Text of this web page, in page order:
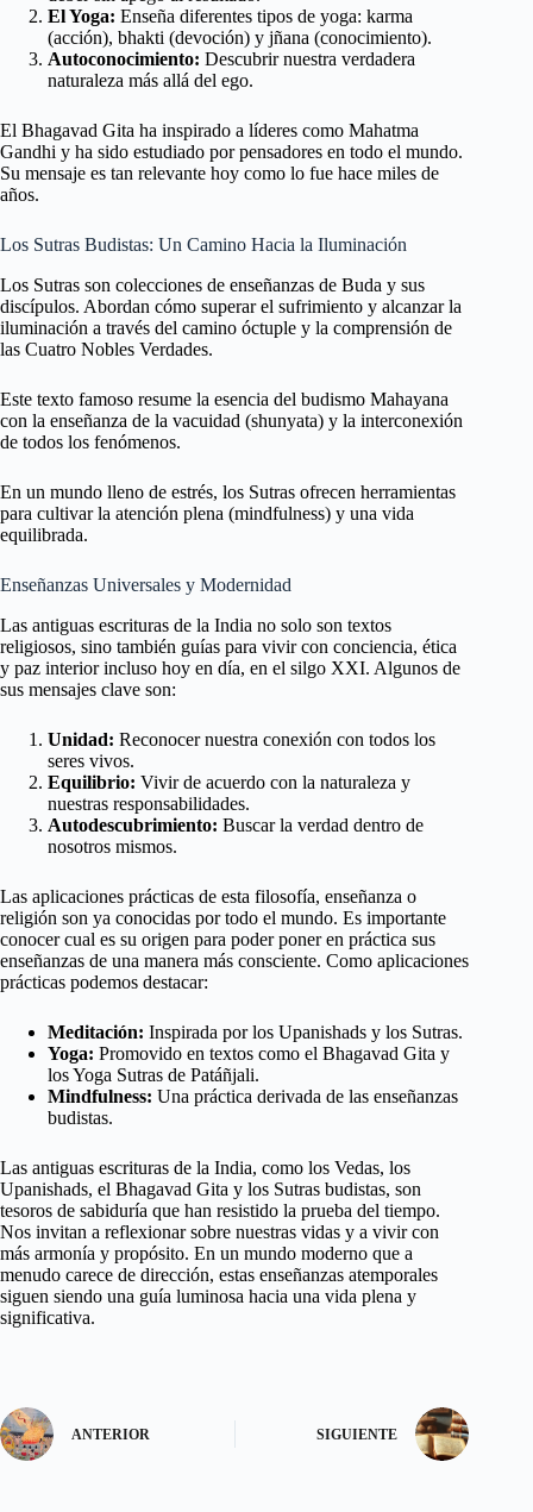
El Yoga: Enseña diferentes tipos de yoga: karma
(acción), bhakti (devoción) y jñana (conocimiento).
Autoconocimiento: Descubrir nuestra verdadera
naturaleza más allá del ego.
El Bhagavad Gita ha inspirado a líderes como Mahatma
Gandhi y ha sido estudiado por pensadores en todo el mundo.
Su mensaje es tan relevante hoy como lo fue hace miles de
años.
Los Sutras Budistas: Un Camino Hacia la Iluminación
Los Sutras son colecciones de enseñanzas de Buda y sus
discípulos. Abordan cómo superar el sufrimiento y alcanzar la
iluminación a través del camino óctuple y la comprensión de
las Cuatro Nobles Verdades.
Este texto famoso resume la esencia del budismo Mahayana
con la enseñanza de la vacuidad (shunyata) y la interconexión
de todos los fenómenos.
En un mundo lleno de estrés, los Sutras ofrecen herramientas
para cultivar la atención plena (mindfulness) y una vida
equilibrada.
Enseñanzas Universales y Modernidad
Las antiguas escrituras de la India no solo son textos
religiosos, sino también guías para vivir con conciencia, ética
y paz interior incluso hoy en día, en el silgo XXI. Algunos de
sus mensajes clave son:
Unidad: Reconocer nuestra conexión con todos los
seres vivos.
Equilibrio: Vivir de acuerdo con la naturaleza y
nuestras responsabilidades.
Autodescubrimiento: Buscar la verdad dentro de
nosotros mismos.
Las aplicaciones prácticas de esta filosofía, enseñanza o
religión son ya conocidas por todo el mundo. Es importante
conocer cual es su origen para poder poner en práctica sus
enseñanzas de una manera más consciente. Como aplicaciones
prácticas podemos destacar:
Meditación: Inspirada por los Upanishads y los Sutras.
Yoga: Promovido en textos como el Bhagavad Gita y
los Yoga Sutras de Patáñjali.
Mindfulness: Una práctica derivada de las enseñanzas
budistas.
Las antiguas escrituras de la India, como los Vedas, los
Upanishads, el Bhagavad Gita y los Sutras budistas, son
tesoros de sabiduría que han resistido la prueba del tiempo.
Nos invitan a reflexionar sobre nuestras vidas y a vivir con
más armonía y propósito. En un mundo moderno que a
menudo carece de dirección, estas enseñanzas atemporales
siguen siendo una guía luminosa hacia una vida plena y
significativa.
ANTERIOR SIGUIENTE